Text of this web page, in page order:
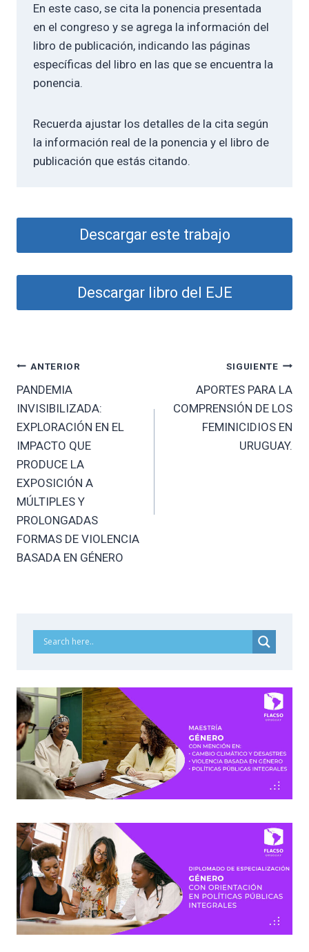
En este caso, se cita la ponencia presentada
en el congreso y se agrega la información del
libro de publicación, indicando las páginas
específicas del libro en las que se encuentra la
ponencia.
Recuerda ajustar los detalles de la cita según
la información real de la ponencia y el libro de
publicación que estás citando.
Descargar este trabajo
Descargar libro del EJE
Navegación
de
entradas
ANTERIOR
PANDEMIA
INVISIBILIZADA:
EXPLORACIÓN EN EL
IMPACTO QUE
PRODUCE LA
EXPOSICIÓN A
MÚLTIPLES Y
PROLONGADAS
FORMAS DE VIOLENCIA
BASADA EN GÉNERO
SIGUIENTE
APORTES PARA LA
COMPRENSIÓN DE LOS
FEMINICIDIOS EN
URUGUAY.